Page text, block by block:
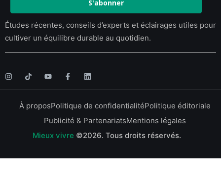
S'abonner
Études récentes, conseils d’experts et éclairages utiles pour
cultiver un équilibre durable au quotidien.
À proposPolitique de confidentialitéPolitique éditoriale
Publicité & PartenariatsMentions légales
Mieux vivre ©2026. Tous droits réservés.